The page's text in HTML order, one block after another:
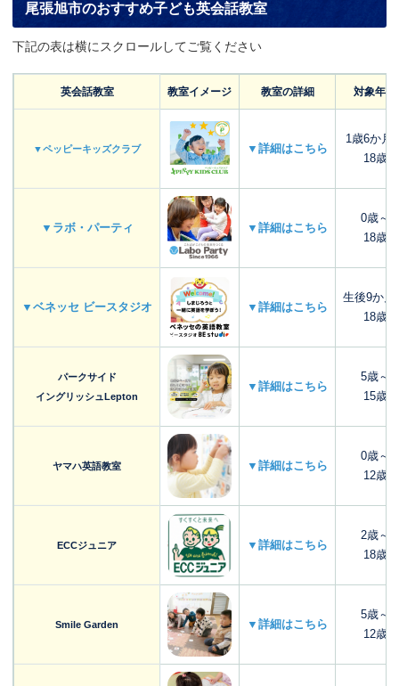
尾張旭市のおすすめ子ども英会話教室
下記の表は横にスクロールしてご覧ください
英会話教室 教室イメージ 教室の詳細 対象年齢
▼ペッピーキッズクラブ ▼詳細はこちら
1歳6か月
18歳
▼ラボ・パーティ ▼詳細はこちら
0歳～
18歳
▼ベネッセ ビースタジオ ▼詳細はこちら
生後9か月
18歳
パークサイド
イングリッシュLepton
▼詳細はこちら
5歳～
15歳
ヤマハ英語教室 ▼詳細はこちら
0歳～
12歳
ECCジュニア ▼詳細はこちら
2歳～
18歳
Smile Garden ▼詳細はこちら
5歳～
12歳